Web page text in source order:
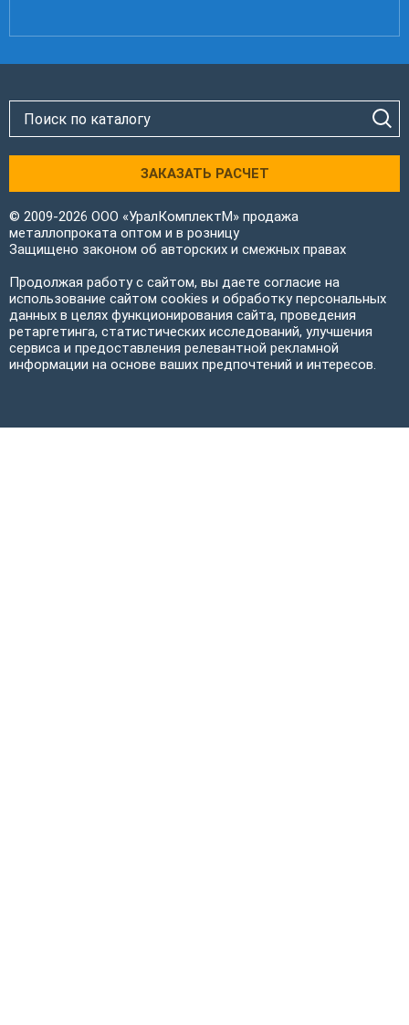
ЗАКАЗАТЬ РАСЧЕТ
© 2009-2026 ООО «УралКомплектМ» продажа
металлопроката оптом и в розницу
Защищено законом об авторских и смежных правах
Продолжая работу с сайтом, вы даете согласие на
использование сайтом cookies и обработку персональных
данных в целях функционирования сайта, проведения
ретаргетинга, статистических исследований, улучшения
сервиса и предоставления релевантной рекламной
информации на основе ваших предпочтений и интересов.